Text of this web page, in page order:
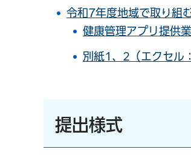
令和7年度地域で取り組
健康管理アプリ提供
別紙1、2（エクセル
提出様式